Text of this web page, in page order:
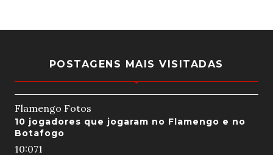
POSTAGENS MAIS VISITADAS
Flamengo Fotos
10 jogadores que jogaram no Flamengo e no
Botafogo
10:071